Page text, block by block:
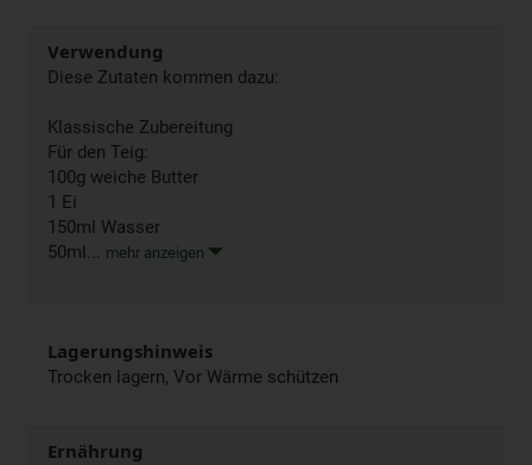
Verwendung
Diese Zutaten kommen dazu:
Klassische Zubereitung
Für den Teig:
100g weiche Butter
1 Ei
150ml Wasser
50ml... mehr anzeigen
Lagerungshinweis
Trocken lagern, Vor Wärme schützen
Ernährung